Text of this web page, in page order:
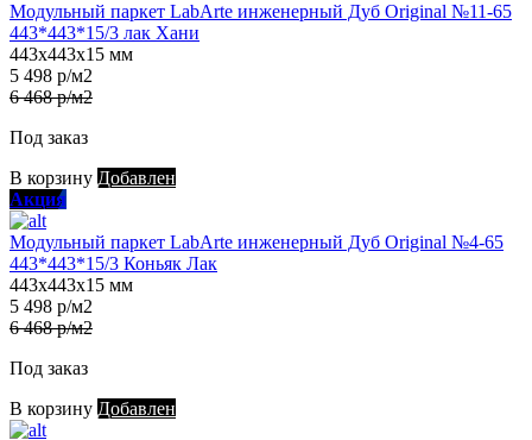
Модульный паркет LabArte инженерный Дуб Original №11-65
443*443*15/3 лак Хани
443х443х15 мм
5 498 р/м2
6 468 р/м2
Под заказ
В корзину Добавлен
Акция
Модульный паркет LabArte инженерный Дуб Original №4-65
443*443*15/3 Коньяк Лак
443х443х15 мм
5 498 р/м2
6 468 р/м2
Под заказ
В корзину Добавлен